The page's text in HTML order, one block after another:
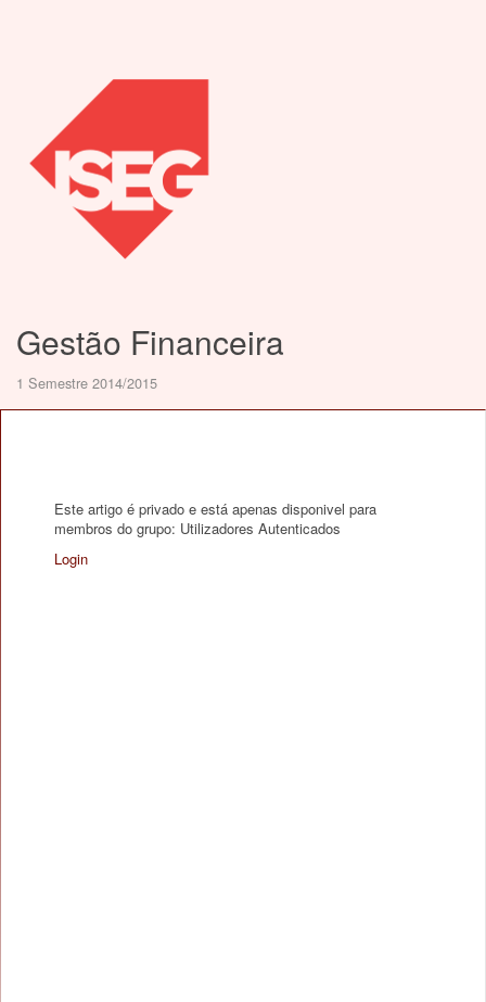
Gestão Financeira
1 Semestre 2014/2015
Este artigo é privado e está apenas disponivel para
membros do grupo: Utilizadores Autenticados
Login